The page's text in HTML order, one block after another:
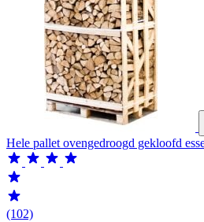
Hele pallet ovengedroogd gekloofd
(102)